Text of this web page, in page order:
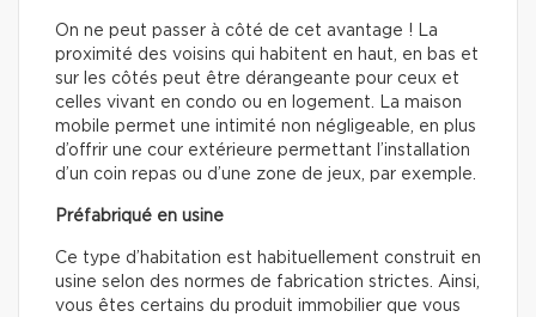
On ne peut passer à côté de cet avantage ! La
proximité des voisins qui habitent en haut, en bas et
sur les côtés peut être dérangeante pour ceux et
celles vivant en condo ou en logement. La maison
mobile permet une intimité non négligeable, en plus
d’offrir une cour extérieure permettant l’installation
d’un coin repas ou d’une zone de jeux, par exemple.
Préfabriqué en usine
Ce type d’habitation est habituellement construit en
usine selon des normes de fabrication strictes. Ainsi,
vous êtes certains du produit immobilier que vous